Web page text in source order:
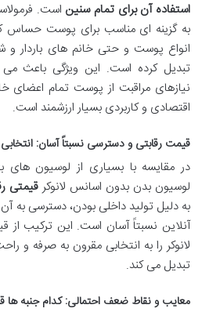
استفاده آن برای تمام سنین است.
به گزینه ای مناسب برای پوست حساس
انواع پوست و حتی خانم های باردار و
تبدیل کرده است. این ویژگی باعث
نیازهای مراقبت از پوست تمام اعضای
اقتصادی و کاربردی بسیار ارزشمند است.
قیمت رقابتی و دسترسی نسبتاً آسان:
در مقایسه با بسیاری از لوسیون های
لوسیون بدن بدون اسانس لانوکر قیمتی
به دلیل تولید داخلی بودن، دسترسی به
آنلاین نسبتاً آسان است. این ترکیب
لانوکر را به انتخابی مقرون به صرفه و
تبدیل می کند.
معایب و نقاط ضعف احتمالی: کدام جنبه ها